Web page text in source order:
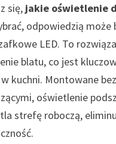
się, jakie oświetlenie
odpowiedzią może
LED. To
blatu, co jest
kuchni. Montowane
oświetlenie
strefę roboczą,